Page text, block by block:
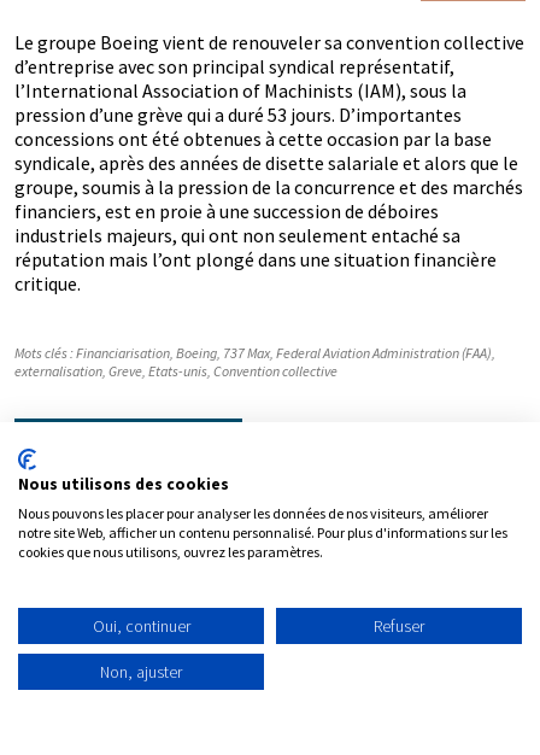
Le groupe Boeing vient de renouveler sa convention collective
d’entreprise avec son principal syndical représentatif,
l’International Association of Machinists (IAM), sous la
pression d’une grève qui a duré 53 jours. D’importantes
concessions ont été obtenues à cette occasion par la base
syndicale, après des années de disette salariale et alors que le
groupe, soumis à la pression de la concurrence et des marchés
financiers, est en proie à une succession de déboires
industriels majeurs, qui ont non seulement entaché sa
réputation mais l’ont plongé dans une situation financière
critique.
Mots clés :Financiarisation, Boeing, 737 Max, Federal Aviation Administration (FAA),
externalisation, Greve, Etats-unis, Convention collective
Partager
Nous utilisons des cookies
Nous pouvons les placer pour analyser les données de nos visiteurs, améliorer
notre site Web, afficher un contenu personnalisé. Pour plus d'informations sur les
cookies que nous utilisons, ouvrez les paramètres.
Oui, continuer Refuser
Non, ajuster